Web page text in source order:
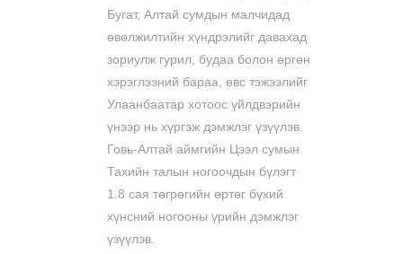
Бугат, Алтай сумдын малчидад
өвөлжилтийн хүндрэлийг давахад
зориулж гурил, будаа болон өргөн
хэрэглээний бараа, өвс тэжээлийг
Улаанбаатар хотоос үйлдвэрийн
үнээр нь хүргэж дэмжлэг үзүүлэв.
Говь-Алтай аймгийн Цээл сумын
Тахийн талын ногоочдын бүлэгт
1.8 сая төгрөгийн өртөг бүхий
хүнсний ногооны үрийн дэмжлэг
үзүүлэв.